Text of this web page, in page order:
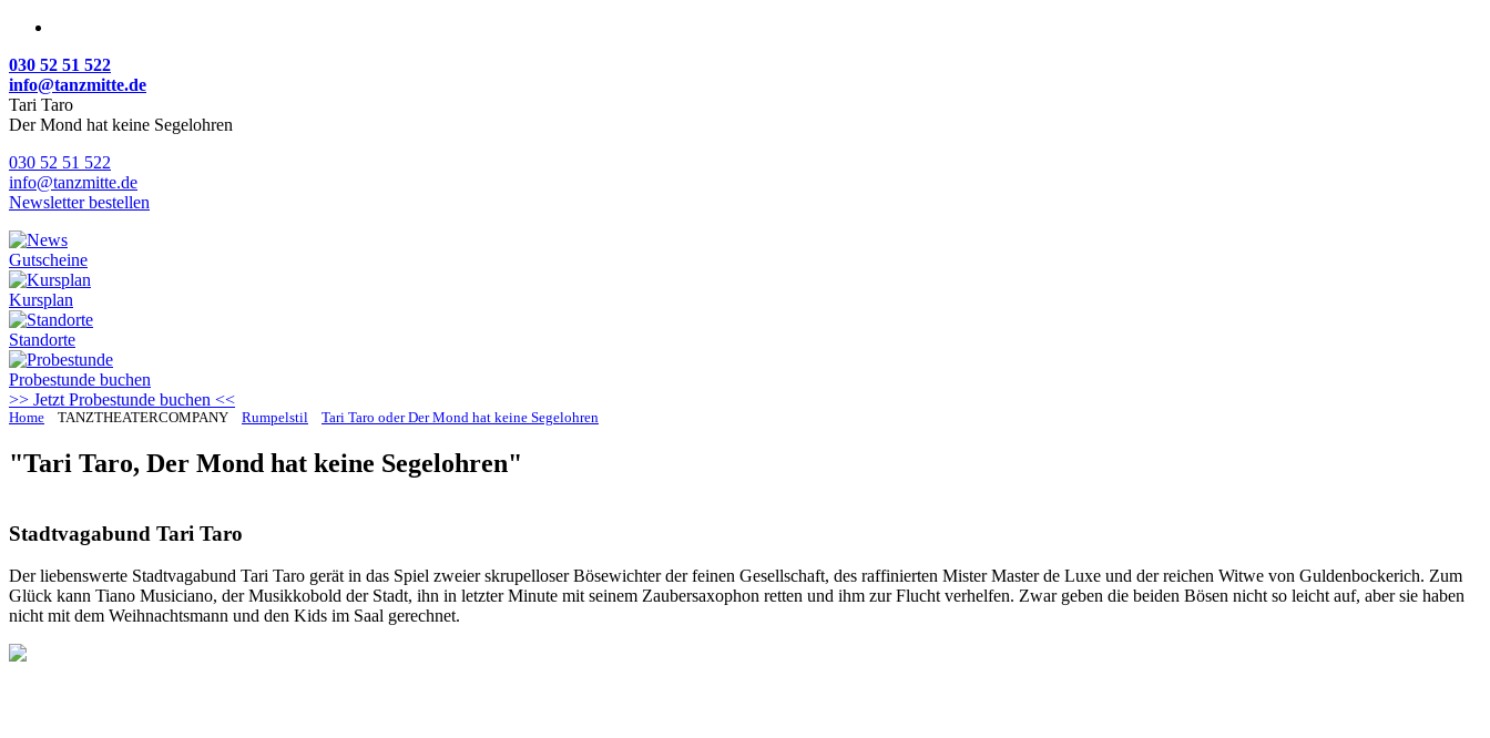
030 52 51 522
info@tanzmitte.de
Tari Taro
Der Mond hat keine Segelohren
030 52 51 522
info@tanzmitte.de
Newsletter bestellen
Gutscheine
Kursplan
Standorte
Probestunde buchen
>> Jetzt Probestunde buchen <<
Home TANZTHEATERCOMPANY Rumpelstil Tari Taro oder Der Mond hat keine Segelohren
"Tari Taro, Der Mond hat keine Segelohren"
Stadtvagabund Tari Taro
Der liebenswerte Stadtvagabund Tari Taro gerät in das Spiel zweier skrupelloser Bösewichter der feinen Gesellschaft, des raffinierten Mister Master de Luxe und der reichen Witwe von Guldenbockerich. Zum
Glück kann Tiano Musiciano, der Musikkobold der Stadt, ihn in letzter Minute mit seinem Zaubersaxophon retten und ihm zur Flucht verhelfen. Zwar geben die beiden Bösen nicht so leicht auf, aber sie haben
nicht mit dem Weihnachtsmann und den Kids im Saal gerechnet.